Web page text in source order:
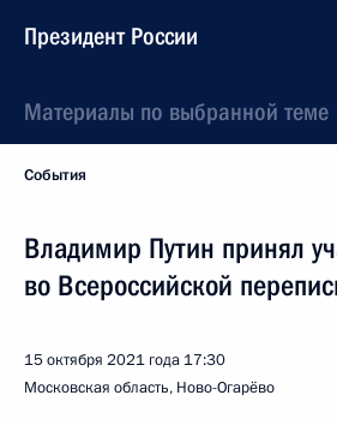
Президент России
Материалы по выбранной теме
События
Владимир Путин принял
во Всероссийской
15 октября 2021 года 17:30
Московская область, Ново-Огарёво